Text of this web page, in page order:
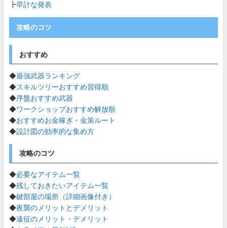
┣早計な発表
攻略のコツ
おすすめ
◆最強武器ランキング
◆スキルツリーおすすめ習得順
◆序盤おすすめ武器
◆ワークショップおすすめ解放順
◆おすすめお金稼ぎ・金策ルート
◆設計図の効率的な集め方
攻略のコツ
◆必要なアイテム一覧
◆残しておきたいアイテム一覧
◆鍵部屋の場所（詳細画像付き）
◆夜襲のメリットとデメリット
◆遠征のメリット・デメリット